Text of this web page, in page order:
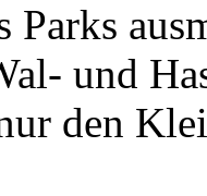
und
den